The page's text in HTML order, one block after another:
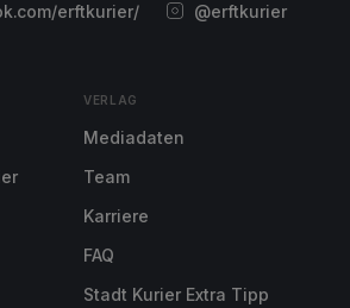
erftkurier/ @erftkurier
VERLAG
Mediadaten
Team
Karriere
FAQ
Stadt Kurier Extra Tipp